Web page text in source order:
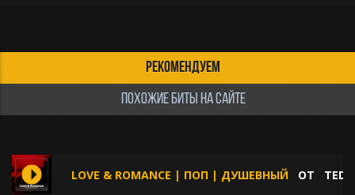
РЕКОМЕНДУЕМ
ПОХОЖИЕ БИТЫ НА САЙТЕ
LOVE & ROMANCE | ПОП | ДУШЕВНЫЙ ОТ